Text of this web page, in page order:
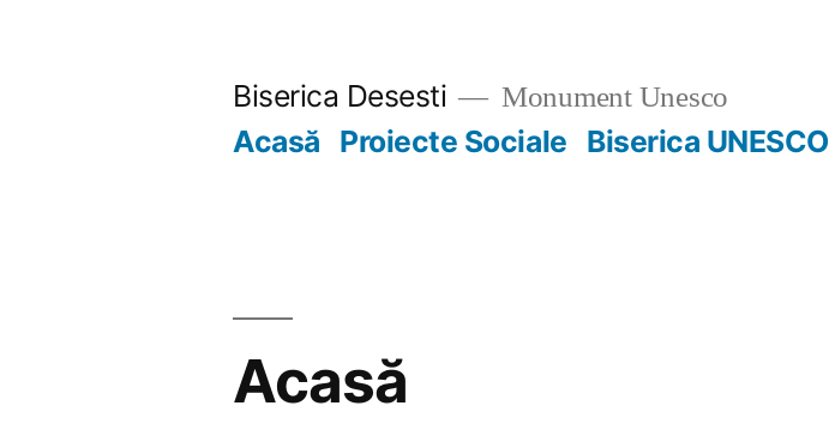
Biserica Desesti Monument Unesco
Acasă Proiecte Sociale Biserica UNESCO
Acasă